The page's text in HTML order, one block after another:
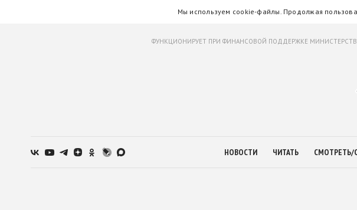
Мы используем cookie-файлы. Продолжая
ФУНКЦИОНИРУЕТ ПРИ ФИНАНСОВОЙ ПОДДЕРЖКЕ
НОВОСТИ ЧИТАТЬ СМОТРЕТЬ/